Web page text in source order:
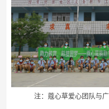
注：蔻心草爱心团队与